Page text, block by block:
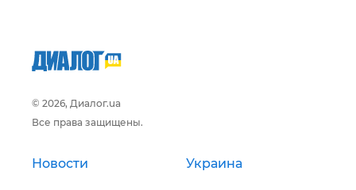
© 2026, Диалог.ua
Все права защищены.
Новости Украина